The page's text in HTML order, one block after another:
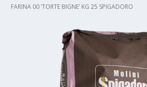
FARINA 00 ‘TORTE BIGNE’ KG 25 SPIGADORO